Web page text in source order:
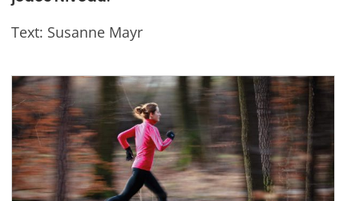
Text: Susanne Mayr